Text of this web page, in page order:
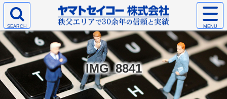
コ
テ
ン
ツ
本
文
へ
ス
IMG_8841
ヤマトセイコー
株式会社
検
エ
リ
ア
を
開
サ
イ
ト
メ
ニ
ュ
ー
を
開